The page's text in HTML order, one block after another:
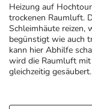
Neuheiten
Arzneimittel
Gratis dazu
Im Set
Diabetes-
E-Rezept
Papier-Rezept
20% Extra
15% Extra
Heizung auf
trockenen Raumluft.
Schleimhäute reizen,
begünstigt wie auch
kann hier Abhilfe
wird die Raumluft mit
gleichzeitig gesäubert.